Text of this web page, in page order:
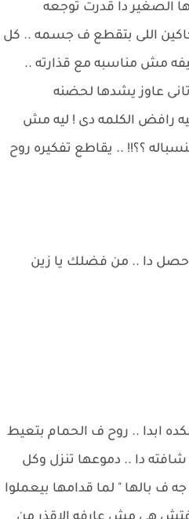
الصغير دا قدرت توجعه
اللى بتقطع ف جسمه .. كل
مش مناسبه مع قذارته ..
عاوز يشدها لحضنه
رافض الكلمه دى ! ليه مش
؟؟!! .. يقاطع تفكيره روح
حصل دا .. من فضلك يا زين
ابدا .. روح ف الحمام بتعيط
شافته دا .. دموعها تنزل وكل
بالها " لما قدامها بيعملوا